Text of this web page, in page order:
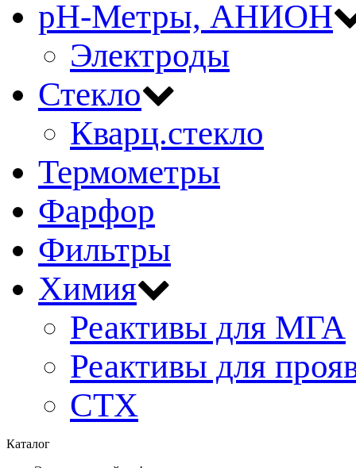
рН-Метры, АНИОН
Электроды
Стекло
Кварц.стекло
Термометры
Фарфор
Фильтры
Химия
Реактивы для МГА
Реактивы для
СТХ
Каталог